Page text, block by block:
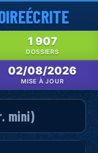
ÉCRITE
1 907
DOSSIERS
02/08/2026
MISE À JOUR